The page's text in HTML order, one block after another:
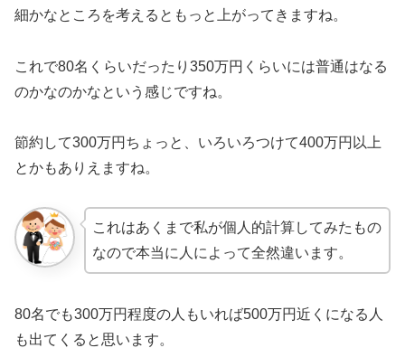
細かなところを考えるともっと上がってきますね。
これで80名くらいだったり350万円くらいには普通はなる
のかなのかなという感じですね。
節約して300万円ちょっと、いろいろつけて400万円以上
とかもありえますね。
これはあくまで私が個人的計算してみたもの
なので本当に人によって全然違います。
80名でも300万円程度の人もいれば500万円近くになる人
も出てくると思います。